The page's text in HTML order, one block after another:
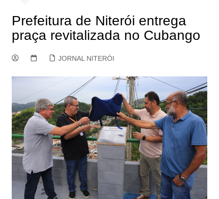
Prefeitura de Niterói entrega
praça revitalizada no Cubango
JORNAL NITERÓI